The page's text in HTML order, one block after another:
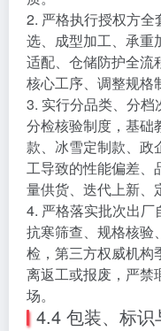
2. 严格执行授权方
选、成型加工、承重
适配、仓储防护全流
核心工序、调整规格
3. 实行分品类、分档
分检核验制度，基础
款、冰雪定制款、政
工导致的性能偏差、
量供货、迭代上新、
4. 严格落实批次出厂
抗寒筛查、规格核验
检，第三方权威机构
离返工或报废，严禁
场。
4.4 包装、标